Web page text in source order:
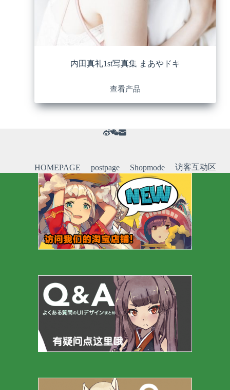
内田真礼1st写真集 まあやドキ
查看产品
HOMEPAGE postpage Shopmode 访客互动区